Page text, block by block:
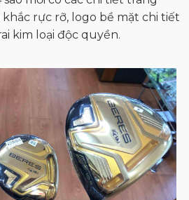
rực rỡ, logo bề mặt chi tiết
kim loại độc quyền.